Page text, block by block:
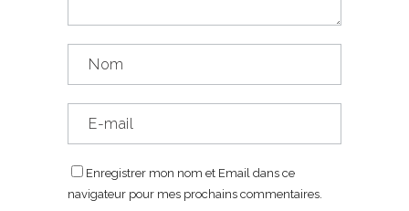
Enregistrer mon nom et Email dans ce
navigateur pour mes prochains commentaires.